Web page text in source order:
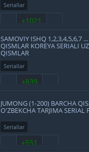
Seriallar
+1021
SAMOVIY ISHQ 1,2,3,4,5,6,7
QISMLAR KOREYA SERIALI
QISMLAR
Seriallar
+839
JUMONG (1-200) BARCHA
O'ZBEKCHA TARJIMA SERIAL
Seriallar
+551